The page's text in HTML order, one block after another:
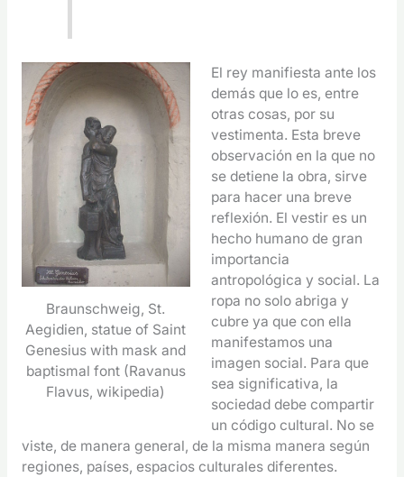
Braunschweig, St.
Aegidien, statue of Saint
Genesius with mask and
baptismal font (Ravanus
Flavus, wikipedia)
El rey manifiesta ante los
demás que lo es, entre
otras cosas, por su
vestimenta. Esta breve
observación en la que no
se detiene la obra, sirve
para hacer una breve
reflexión. El vestir es un
hecho humano de gran
importancia
antropológica y social. La
ropa no solo abriga y
cubre ya que con ella
manifestamos una
imagen social. Para que
sea significativa, la
sociedad debe compartir
un código cultural. No se
viste, de manera general, de la misma manera según
regiones, países, espacios culturales diferentes.